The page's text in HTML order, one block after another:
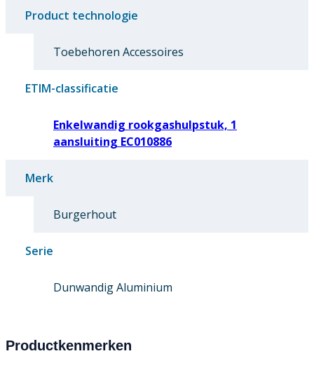
Product technologie
Toebehoren Accessoires
ETIM-classificatie
Enkelwandig rookgashulpstuk, 1
aansluiting EC010886
Merk
Burgerhout
Serie
Dunwandig Aluminium
Productkenmerken